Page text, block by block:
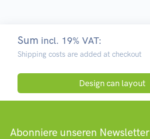
Design can layout
Sum incl. 19% VAT:
Shipping costs are added at checkout
Abonniere unseren Newsletter